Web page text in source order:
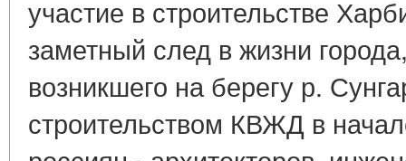
участие в строительстве
заметный след в жизни
возникшего на берегу р.
строительством КВЖД в